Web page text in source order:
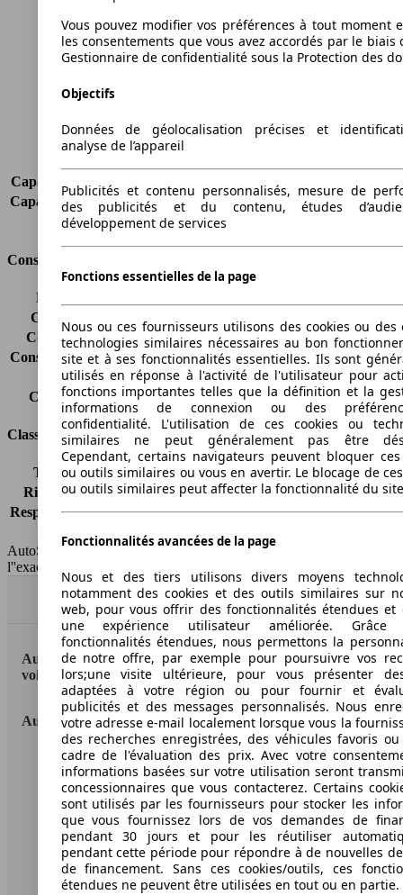
Longueur
Hauteur
1685 mm
Largeur
1815 mm
Empattement
2560 mm
Charge maximale
Portes
Sièges
Capacité de remorquage (sans freins)
750 kg
Capacité de remorquage (avec freins) 2000 kg
Volume du coffre
Consommation
Émissions de CO2*
Consommation (ville)
Consommation (route)
-
Consommation (combinée)* -
Classe d'émissions
pas d'information
Capacité du réservoir
60 l
Classes d'assurance
Tous risques
-
Risques partiels
-
Responsabilité civile -
n.c./n.c.
AutoScout24 France SAS décline toute responsabilité concernant
l''exactitude des indications fournies.
Haut
AutoScout24: la plus grande plateforme en ligne de
voitures en Europe
AutoScout24
A propos d'AutoScout24
Conditions d'utilisation
Informations légales
Protection des données
Accessibility Statement
Vous pouvez modifier vos préférences à tout moment
les consentements que vous avez accordés par le biais
Gestionnaire de confidentialité sous la Protection des
Objectifs
Données de géolocalisation précises et
analyse de l’appareil
Publicités et contenu personnalisés, mesure de
des publicités et du contenu, études
développement de services
Fonctions essentielles de la page
Nous ou ces fournisseurs utilisons des cookies ou des
technologies similaires nécessaires au bon
site et à ses fonctionnalités essentielles. Ils sont
utilisés en réponse à l'activité de l'utilisateur pour
fonctions importantes telles que la définition et la
informations de connexion ou des
confidentialité. L'utilisation de ces cookies ou
similaires ne peut généralement pas être
Cependant, certains navigateurs peuvent bloquer ces
ou outils similaires ou vous en avertir. Le blocage de
ou outils similaires peut affecter la fonctionnalité du
Fonctionnalités avancées de la page
Nous et des tiers utilisons divers moyens
notamment des cookies et des outils similaires sur
web, pour vous offrir des fonctionnalités étendues et
une expérience utilisateur améliorée.
fonctionnalités étendues, nous permettons la
de notre offre, par exemple pour poursuivre vos
lors;une visite ultérieure, pour vous présenter
adaptées à votre région ou pour fournir et
publicités et des messages personnalisés. Nous
votre adresse e-mail localement lorsque vous la
des recherches enregistrées, des véhicules favoris
cadre de l'évaluation des prix. Avec votre
informations basées sur votre utilisation seront
concessionnaires que vous contacterez. Certains
sont utilisés par les fournisseurs pour stocker les
que vous fournissez lors de vos demandes de
pendant 30 jours et pour les réutiliser
pendant cette période pour répondre à de nouvelles
de financement. Sans ces cookies/outils, ces
étendues ne peuvent être utilisées en tout ou en partie.